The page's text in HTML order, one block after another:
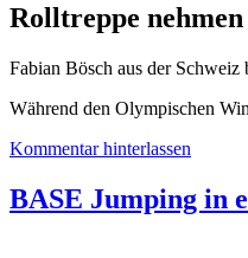
Rolltreppe
Fabian Bösch aus der Schweiz
Während den Olympischen
Kommentar hinterlassen
BASE Jumping in